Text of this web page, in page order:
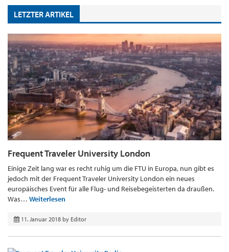
LETZTER ARTIKEL
Frequent Traveler University London
Einige Zeit lang war es recht ruhig um die FTU in Europa, nun gibt es
jedoch mit der Frequent Traveler University London ein neues
europäisches Event für alle Flug- und Reisebegeisterten da draußen.
Was… Weiterlesen
11. Januar 2018 by Editor